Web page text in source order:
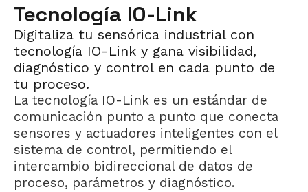
Tecnología IO-Link
Digitaliza tu sensórica industrial con
tecnología IO-Link y gana visibilidad,
diagnóstico y control en cada punto de
tu proceso.
La tecnología IO-Link es un estándar de
comunicación punto a punto que conecta
sensores y actuadores inteligentes con el
sistema de control, permitiendo el
intercambio bidireccional de datos de
proceso, parámetros y diagnóstico.